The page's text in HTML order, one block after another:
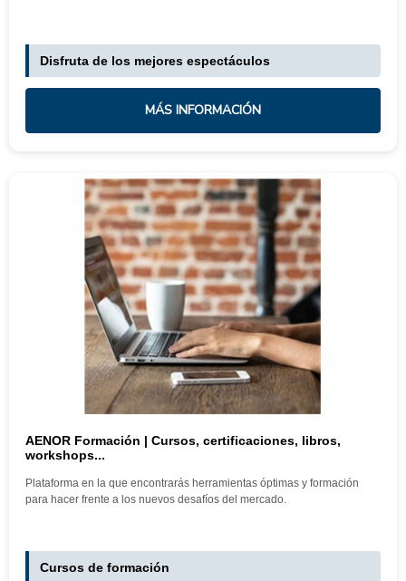
Disfruta de los mejores espectáculos
MÁS INFORMACIÓN
AENOR Formación | Cursos, certificaciones, libros,
workshops...
Plataforma en la que encontrarás herramientas óptimas y formación
para hacer frente a los ​nuevos desafíos del mercado.
Cursos de formación